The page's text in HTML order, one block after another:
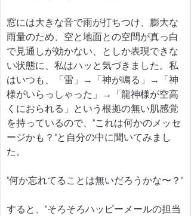
窓には大きな音で雨が打ちつけ、膨大な
雨量のため、空と地面との空間が真っ白
で見通しが効かない、としか表現できな
い状態に、私はハッと気づきました。私
はいつも、「雷」→「神が鳴る」→「神
様がいらっしゃった」→「龍神様が空高
くにおられる」という根拠の無い肌感覚
を持っているので、"これは何かのメッセ
ージかも？"と自分の中に聞いてみまし
た。
"何か忘れてることは無いだろうかな〜？"
すると、"そろそろハッピーメールの担当